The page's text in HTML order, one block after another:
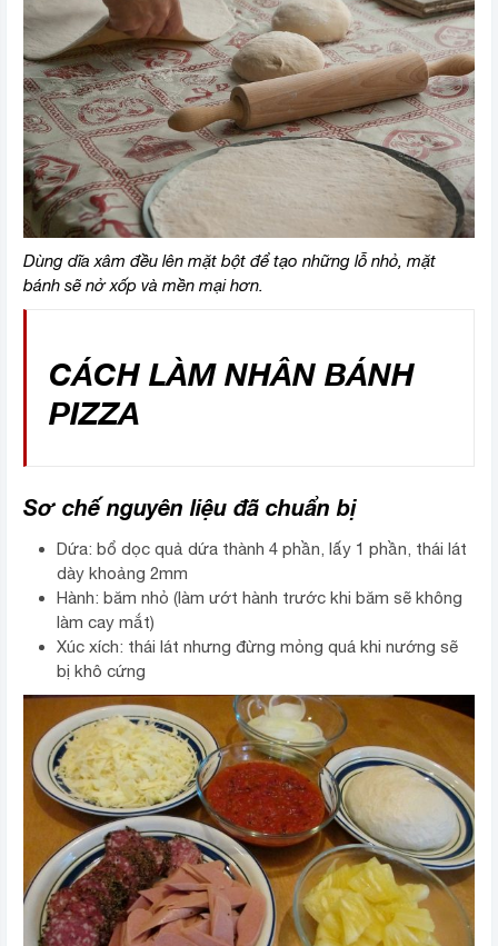
Dùng dĩa xâm đều lên mặt bột để tạo những lỗ nhỏ, mặt
bánh sẽ nở xốp và mền mại hơn.
CÁCH LÀM NHÂN BÁNH
PIZZA
Sơ chế nguyên liệu đã chuẩn bị
Dứa: bổ dọc quả dứa thành 4 phần, lấy 1 phần, thái lát
dày khoảng 2mm
Hành: băm nhỏ (làm ướt hành trước khi băm sẽ không
làm cay mắt)
Xúc xích: thái lát nhưng đừng mỏng quá khi nướng sẽ
bị khô cứng